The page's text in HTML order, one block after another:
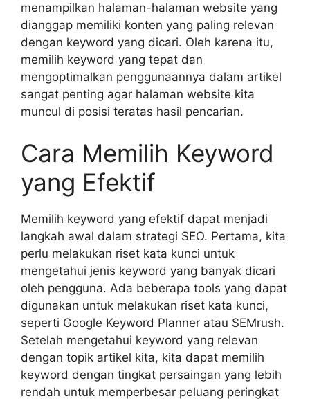
menampilkan halaman-halaman website yang
dianggap memiliki konten yang paling relevan
dengan keyword yang dicari. Oleh karena itu,
memilih keyword yang tepat dan
mengoptimalkan penggunaannya dalam artikel
sangat penting agar halaman website kita
muncul di posisi teratas hasil pencarian.
Cara Memilih Keyword
yang Efektif
Memilih keyword yang efektif dapat menjadi
langkah awal dalam strategi SEO. Pertama, kita
perlu melakukan riset kata kunci untuk
mengetahui jenis keyword yang banyak dicari
oleh pengguna. Ada beberapa tools yang dapat
digunakan untuk melakukan riset kata kunci,
seperti Google Keyword Planner atau SEMrush.
Setelah mengetahui keyword yang relevan
dengan topik artikel kita, kita dapat memilih
keyword dengan tingkat persaingan yang lebih
rendah untuk memperbesar peluang peringkat